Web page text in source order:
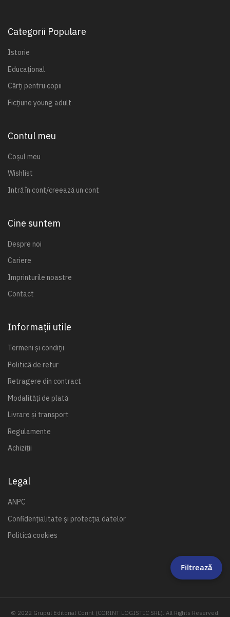
Categorii Populare
Istorie
Educațional
Cărți pentru copii
Ficțiune young adult
Contul meu
Coșul meu
Wishlist
Intră în cont/creează un cont
Cine suntem
Despre noi
Cariere
Imprinturile noastre
Contact
Informații utile
Termeni și condiții
Politică de retur
Retragere din contract
Modalități de plată
Livrare și transport
Regulamente
Achiziții
Legal
ANPC
Confidențialitate și protecția datelor
Politică cookies
© 2022 Grupul Editorial Corint (CORINT LOGISTIC SRL). All Rights Reserved.
Filtrează